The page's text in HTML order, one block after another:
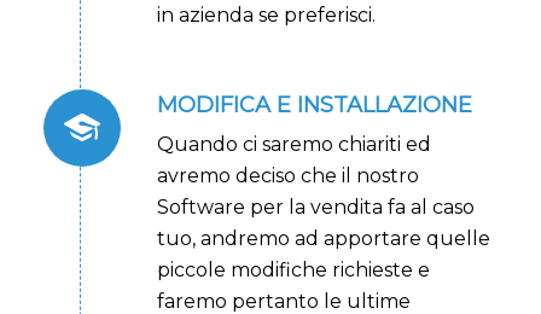
in azienda se preferisci.
MODIFICA E INSTALLAZIONE
Quando ci saremo chiariti ed
avremo deciso che il nostro
Software per la vendita fa al caso
tuo, andremo ad apportare quelle
piccole modifiche richieste e
faremo pertanto le ultime